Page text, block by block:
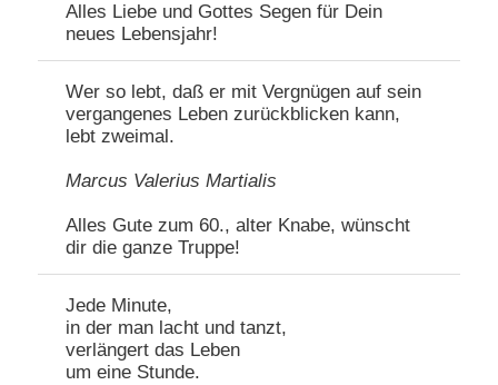
Alles Liebe und Gottes Segen für Dein
neues Lebensjahr!
Wer so lebt, daß er mit Vergnügen auf sein
vergangenes Leben zurückblicken kann,
lebt zweimal.
Marcus Valerius Martialis
Alles Gute zum 60., alter Knabe, wünscht
dir die ganze Truppe!
Jede Minute,
in der man lacht und tanzt,
verlängert das Leben
um eine Stunde.